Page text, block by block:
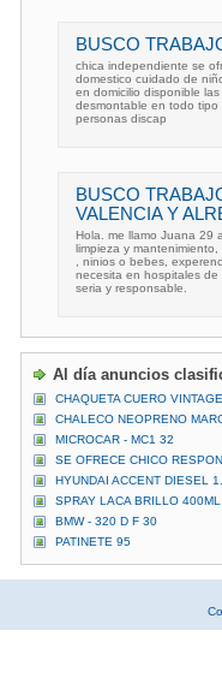
BUSCO
chica independiente se
domestico cuidado de
en domicilio disponible
desmontable en todo
personas discap
BUSCO
VALENCIA Y
Hola. me llamo Juana 29
limpieza y
, ninios o bebes,
necesita en hospitales de
seria y responsable.
Al día anuncios
CHAQUETA CUERO VINTAGE
CHALECO NEOPRENO
MICROCAR - MC1 32
SE OFRECE CHICO
HYUNDAI ACCENT DIESEL
SPRAY LACA BRILLO 400ML.
BMW - 320 D F 30
PATINETE 95